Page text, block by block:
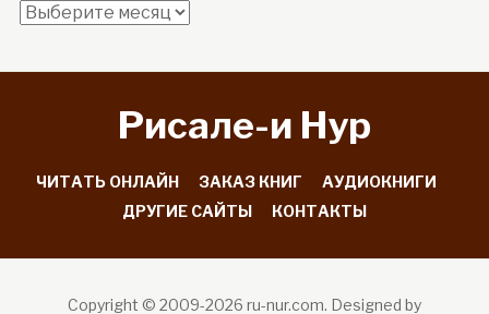
Архив
Рисале-и Hyp
ЧИТАТЬ ОНЛАЙН ЗАКАЗ КНИГ
АУДИОКНИГИ
ДРУГИЕ САЙТЫ
КОНТАКТЫ
Copyright © 2009-2026 ru-nur.com. Designed by